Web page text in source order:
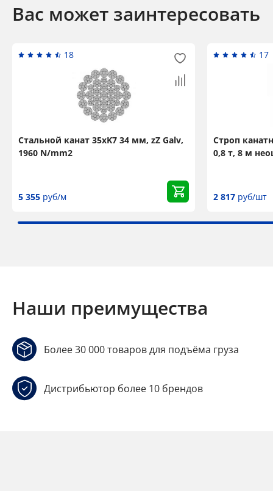
Вас может заинтересовать
18
Стальной канат 35xK7 34 мм, zZ Galv,
1960 N/mm2
5 355 руб/м
17
Строп
0,8 т, 8 м
2 817 руб/шт
Наши преимущества
Более 30 000 товаров для подъёма груза
Дистрибьютор более 10 брендов